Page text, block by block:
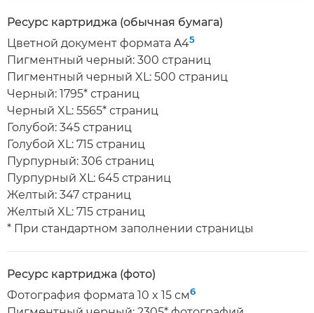
Ресурс картриджа (обычная бумага)
Цветной документ формата A45
Пигментный черный: 300 страниц
Пигментный черный XL: 500 страниц
Черный: 1795* страниц
Черный XL: 5565* страниц
Голубой: 345 страниц
Голубой XL: 715 страниц
Пурпурный: 306 страниц
Пурпурный XL: 645 страниц
Желтый: 347 страниц
Желтый XL: 715 страниц
* При стандартном заполнении страницы
Ресурс картриджа (фото)
Фотография формата 10 x 15 см6